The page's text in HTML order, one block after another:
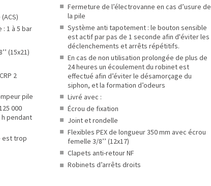
1 à 5 bar
(15x21)
2
pile
000
pendant
est trop
Fermeture de l’électrovanne en cas d’usure de
la pile
Système anti tapotement : le bouton sensible
est actif par pas de 1 seconde afin d'éviter les
déclenchements et arrêts répétitifs.
En cas de non utilisation prolongée de plus de
24 heures un écoulement du robinet est
effectué afin d’éviter le désamorçage du
siphon, et la formation d’odeurs
Livré avec :
Écrou de fixation
Joint et rondelle
Flexibles PEX de longueur 350 mm avec écrou
femelle 3/8’’ (12x17)
Clapets anti-retour NF
Robinets d’arrêts droits